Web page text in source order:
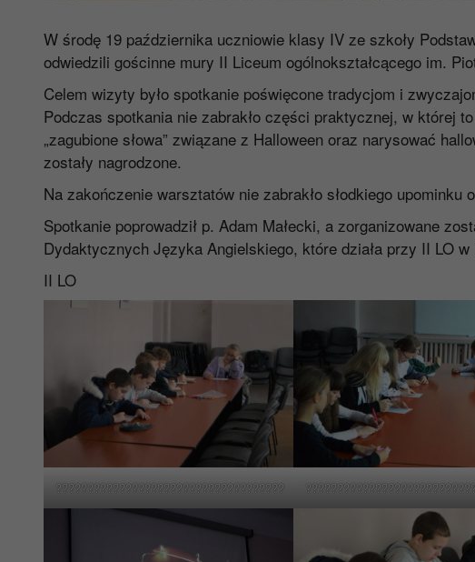
W środę 19 października uczniowie klasy IV ze szkoły
odwiedzili gościnne mury II Liceum ogólnokształcącego im.
Celem wizyty było spotkanie poświęcone tradycjom i
Podczas spotkania nie zabrakło części praktycznej, w której
„zagubione słowa” związane z Halloween oraz narysować
zostały nagrodzone.
Na zakończenie warsztatów nie zabrakło słodkiego upominku
Spotkanie poprowadził p. Adam Małecki, a zorganizowane
Dydaktycznych Języka Angielskiego, które działa przy II LO w
II LO
????????????????????????????????????